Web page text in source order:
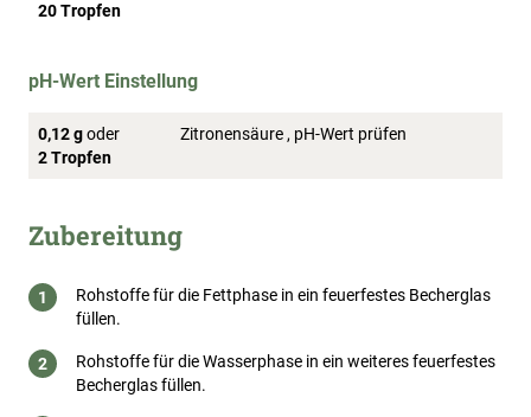
20 Tropfen
pH-Wert Einstellung
0,12 goder
2 Tropfen
Zitronensäure , pH-Wert prüfen
Zubereitung
Rohstoffe für die Fettphase in ein feuerfestes Becherglas
füllen.
Rohstoffe für die Wasserphase in ein weiteres feuerfestes
Becherglas füllen.